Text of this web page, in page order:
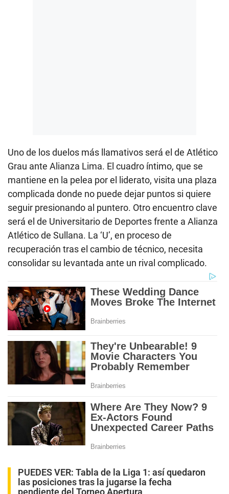
Uno de los duelos más llamativos será el de Atlético
Grau ante Alianza Lima. El cuadro íntimo, que se
mantiene en la pelea por el liderato, visita una plaza
complicada donde no puede dejar puntos si quiere
seguir presionando al puntero. Otro encuentro clave
será el de Universitario de Deportes frente a Alianza
Atlético de Sullana. La ‘U’, en proceso de
recuperación tras el cambio de técnico, necesita
consolidar su levantada ante un rival complicado.
PUEDES VER: Tabla de la Liga 1: así quedaron
las posiciones tras la jugarse la fecha
pendiente del Torneo Apertura